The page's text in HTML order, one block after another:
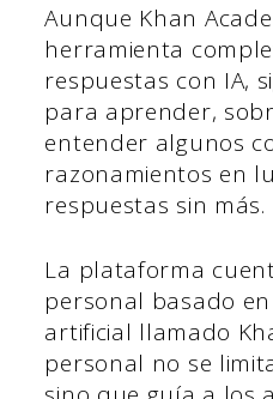
Aunque Khan
herramienta
respuestas con IA,
para aprender,
entender algunos
razonamientos en
respuestas sin más.
La plataforma
personal basado
artificial llamado
personal no se